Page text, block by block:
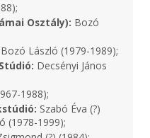
Osztály): Bozó
Bozó László (1979-1989);
Decsényi János
1988);
Szabó Éva (?)
(1978-1999);